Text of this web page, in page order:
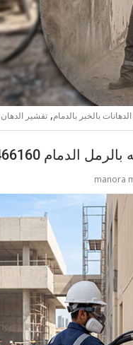
الدهانات بالخبر بالدمام, تقشير الدهان
الدمام 0562466160
manora